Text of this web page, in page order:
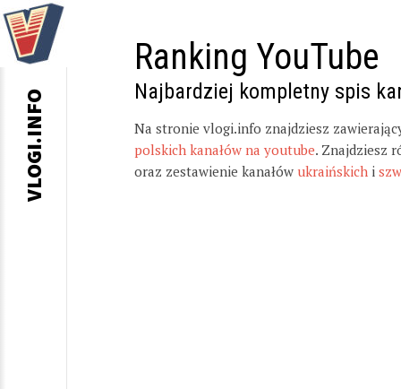
Ranking YouTube
Najbardziej kompletny spis
Na stronie vlogi.info znajdziesz
polskich kanałów na youtube. Znajdziesz
oraz zestawienie kanałów ukraińskich i
VLOGI.INFO